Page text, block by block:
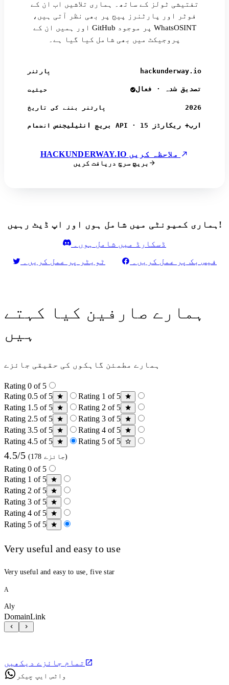
تفتیشی ٹولز کے ساتھ۔ ہماری تلاشیں اب ان کے
فوٹر اور پارٹنرز پیج پر بھی نظر آتی ہیں،
اور ہمیں ان کے GitHub پر موجود WhatsOSINT
پروجیکٹ میں بھی شامل کیا گیا ہے۔
پارٹنر hackunderway.io
حیثیت تصدیق شدہ · فعال
پارٹنر بننے کی تاریخ 2026
انضمام بریچ انٹیلیجنس API · 15 ارب+ ریکارڈز
بریچ سرچ دریافت کریں
ہماری کمیونٹی میں شامل ہوں اور اپ ڈیٹ رہیں!
ڈسکارڈ میں شامل ہوں۔
ٹویٹر پر عمل کریں۔
فیس بک پر عمل کریں۔
ہمارے صارفین کیا کہتے
ہیں
ہمارے مطمئن گاہکوں کی حقیقی جائزے
Rating 0 of 5
Rating 0.5 of 5
Rating 1 of 5
Rating 1.5 of 5
Rating 2 of 5
Rating 2.5 of 5
Rating 3 of 5
Rating 3.5 of 5
Rating 4 of 5
Rating 4.5 of 5
Rating 5 of 5
4.5/5 (178 جائزے)
Rating 0 of 5
Rating 1 of 5
Rating 2 of 5
Rating 3 of 5
Rating 4 of 5
Rating 5 of 5
Very useful and easy to use
Very useful and easy to use, five star
A
Aly
DomainLink
تمام جائزے دیکھیں
واٹس ایپ چیکر